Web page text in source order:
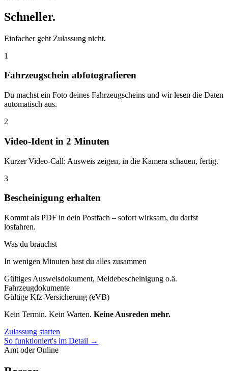
Schneller.
Einfacher geht Zulassung nicht.
1
Fahrzeugschein abfotografieren
Du machst ein Foto deines Fahrzeugscheins und wir lesen die Daten
automatisch aus.
2
Video-Ident in 2 Minuten
Kurzer Video-Call: Ausweis zeigen, in die Kamera schauen, fertig.
3
Bescheinigung erhalten
Kommt als PDF in dein Postfach – sofort wirksam, du darfst
losfahren.
Was du brauchst
In wenigen Minuten hast du alles zusammen
Gültiges Ausweisdokument, Meldebescheinigung o.ä.
Fahrzeugdokumente
Gültige Kfz-Versicherung (eVB)
Kein Termin. Kein Warten. Keine Ausreden mehr.
Zulassung starten
So funktioniert's im Detail →
Amt oder Online